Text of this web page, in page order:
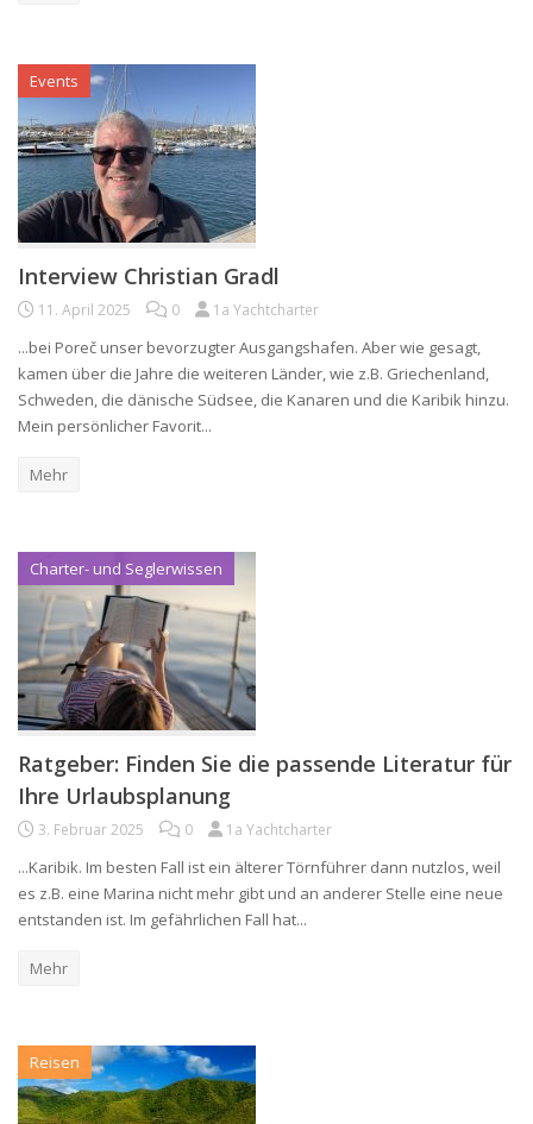
Events
Interview Christian Gradl
11. April 2025 0 1a Yachtcharter
...bei Poreč unser bevorzugter Ausgangshafen. Aber wie gesagt,
kamen über die Jahre die weiteren Länder, wie z.B. Griechenland,
Schweden, die dänische Südsee, die Kanaren und die Karibik hinzu.
Mein persönlicher Favorit...
Mehr
Charter- und Seglerwissen
Ratgeber: Finden Sie die passende Literatur für
Ihre Urlaubsplanung
3. Februar 2025 0 1a Yachtcharter
...Karibik. Im besten Fall ist ein älterer Törnführer dann nutzlos, weil
es z.B. eine Marina nicht mehr gibt und an anderer Stelle eine neue
entstanden ist. Im gefährlichen Fall hat...
Mehr
Reisen